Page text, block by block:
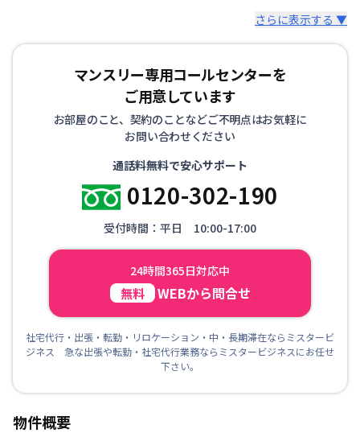
さらに表示する ▼
マンスリー専用コールセンターを
ご用意しています
お部屋のこと、契約のことなどご不明点はお気軽に
お問い合わせください
通話料無料で安心サポート
0120-302-190
受付時間：平日 10:00-17:00
24時間365日対応中
無料 WEBから問合せ
社宅代行・出張・転勤・リロケーション・中・長期滞在ならミスタービ
ジネス 急な出張や転勤・社宅代行業務ならミスタービジネスにお任せ
下さい。
物件概要